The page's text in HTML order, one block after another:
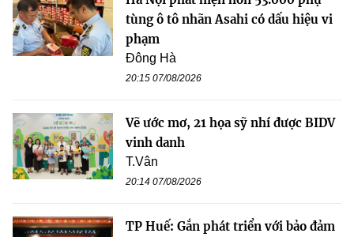
tùng ô tô nhãn Asahi có dấu hiệu vi
phạm
Đông Hà
20:15 07/08/2026
Vẽ ước mơ, 21 họa sỹ nhí được BIDV
vinh danh
T.Vân
20:14 07/08/2026
TP Huế: Gắn phát triển với bảo đảm